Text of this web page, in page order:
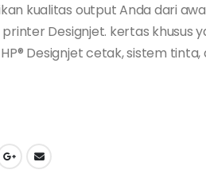
kualitas output Anda dari
Designjet. kertas khusus
Designjet cetak, sistem